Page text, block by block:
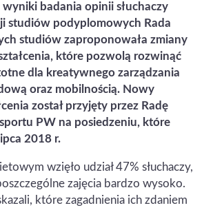
badania opinii słuchaczy
studiów podyplomowych Rada
studiów zaproponowała zmiany
które pozwolą rozwinąć
dla kreatywnego zarządzania
oraz mobilnością. Nowy
został przyjęty przez Radę
PW na posiedzeniu, które
2018 r.
wzięło udział 47% słuchaczy,
zajęcia bardzo wysoko.
które zagadnienia ich zdaniem